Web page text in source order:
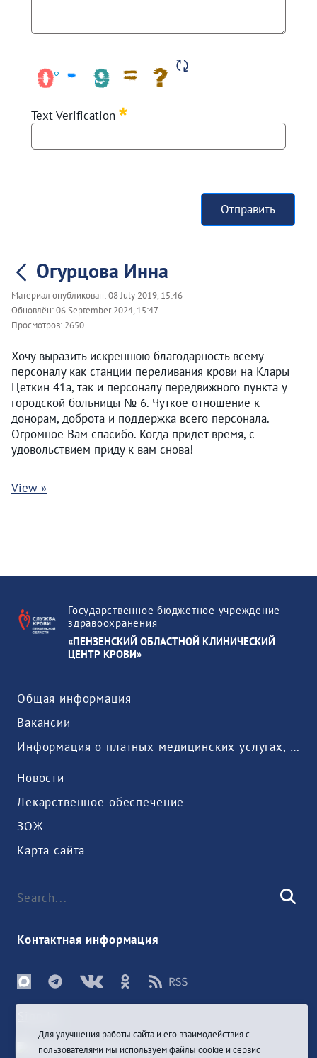
Text Verification
Отправить
Огурцова Инна
Материал опубликован:08 July 2019, 15:46
Обновлён:06 September 2024, 15:47
Просмотров: 2650
Хочу выразить искреннюю благодарность всему
персоналу как станции переливания крови на Клары
Цеткин 41а, так и персоналу передвижного пункта у
городской больницы № 6. Чуткое отношение к
донорам, доброта и поддержка всего персонала.
Огромное Вам спасибо. Когда придет время, с
удовольствием приду к вам снова!
View »
Государственное бюджетное учреждение
здравоохранения
«ПЕНЗЕНСКИЙ ОБЛАСТНОЙ КЛИНИЧЕСКИЙ
ЦЕНТР КРОВИ»
Общая информация
Вакансии
Информация о платных медицинских услугах, предоставляемых медицинской организацией
Новости
Лекарственное обеспечение
ЗОЖ
Карта сайта
Контактная информация
Для улучшения работы сайта и его взаимодействия с
пользователями мы используем файлы cookie и сервис